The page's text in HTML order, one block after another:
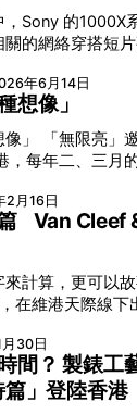
Sony 的1000X
的網絡穿搭短片
折扣日的
年6月14日
想像」
思考「差
信託基金聯合
數來自世界各
共融創作生態
造兩部深具意義
未有的藝術對
嘅藝術旅程。 第八屆「無
像」為題，從
士是社會多樣性
，當我們一齊生
術溶化。 「無限亮」2026
2月16日
Van Cleef
計算，更可以
在維港天際線下
期間舉行，世
進公共場域，
一同經歷的詩意旅程
30日
間？ 製錶工
」登陸香港